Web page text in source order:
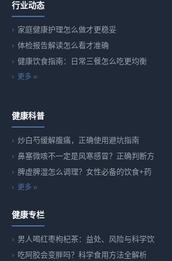
行业动态
家庭健康护理怎么做才更稳妥
体检报告解读怎么看才准确
健康饮食指南：日常三餐怎么吃更均衡
更多 »
健康科普
炒白芍缓解腹痛，正确使用避坑指南
鼻塞微咳不一定是风寒感冒？正确判断方
脾虚脾湿怎么调理？女性必备的饮食+药
更多 »
健康专栏
男人喝红枣枸杞茶：益处、风险与科学饮
吃阿胶会变胖吗？科学食用方法全解析